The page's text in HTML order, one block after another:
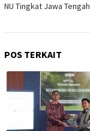
NU Tingkat Jawa Tengah
POS TERKAIT